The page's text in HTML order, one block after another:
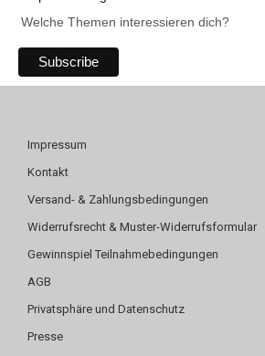
Welche Themen interessieren dich?
Impressum
Kontakt
Versand- & Zahlungsbedingungen
Widerrufsrecht & Muster-Widerrufsformular
Gewinnspiel Teilnahmebedingungen
AGB
Privatsphäre und Datenschutz
Presse